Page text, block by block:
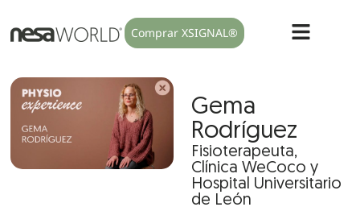
Comprar XSIGNAL®
Gema
Rodríguez
Fisioterapeuta,
Clínica WeCoco y
Hospital Universitario
de León